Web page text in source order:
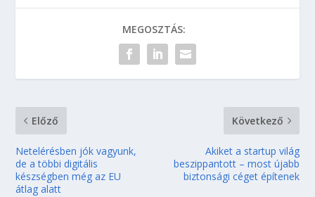
MEGOSZTÁS:
Előző
Netelérésben jók vagyunk,
de a többi digitális
készségben még az EU
átlag alatt
Következő
Akiket a startup világ
beszippantott – most újabb
biztonsági céget építenek